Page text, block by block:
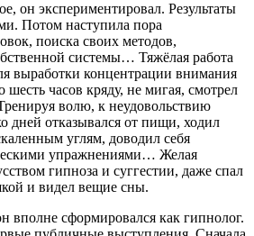
он экспериментировал. Результаты
Потом наступила пора
поиска своих методов,
системы… Тяжёлая работа
выработки концентрации внимания
часов кряду, не мигая, смотрел
волю, к неудовольствию
дней отказывался от пищи, ходил
углям, доводил себя
упражнениями… Желая
гипноза и суггестии, даже спал
и видел вещие сны.
вполне сформировался как гипнолог.